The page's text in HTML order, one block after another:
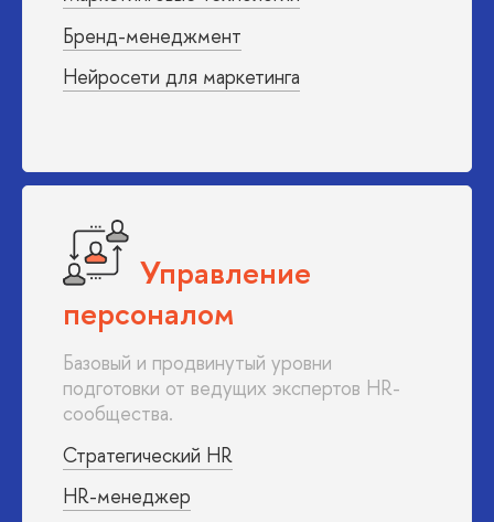
Бренд-менеджмент
Нейросети для маркетинга
Управление
персоналом
Базовый и продвинутый уровни
подготовки от ведущих экспертов HR-
сообщества.
Стратегический HR
HR-менеджер